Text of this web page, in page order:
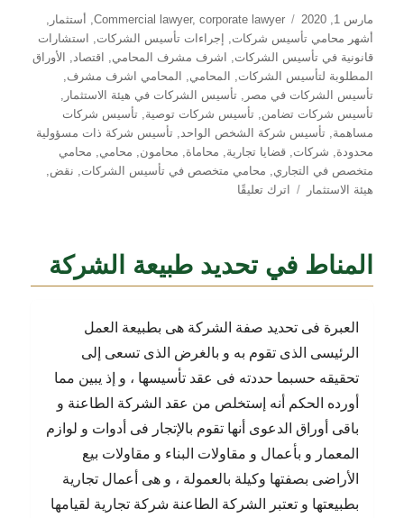
نُشرت
في
مارس 1, 2020 التصنيفات Commercial lawyer, corporate lawyer
, أستثمار ,
أشهر محامي تأسيس شركات, إجراءات تأسيس الشركات,
استشارات
قانونية في تأسيس الشركات, اشرف مشرف المحامي, اقتصاد,
الأوراق
المطلوبة لتأسيس الشركات, المحامي, المحامي اشرف مشرف,
تأسيس الشركات في مصر ,تأسيس الشركات في هيئة الاستثمار ,
تأسيس شركات تضامن,تأسيس شركات توصية,تأسيس شركات
مساهمة,تأسيس شركة الشخص الواحد,تأسيس شركة ذات مسؤولية
محدودة, شركات,قضايا تجارية, محاماة, محامون, محامي, محامي
متخصص في التجاري, محامي متخصص في تأسيس الشركات, نقض,
هيئة الاستثمار
اترك تعليقًا
الشركة
بعد
مدتها
المناط في تحديد طبيعة الشركة
العبرة فى تحديد صفة الشركة هى بطبيعة العمل
الرئيسى الذى تقوم به و بالغرض الذى تسعى إلى
تحقيقه حسبما حددته فى عقد تأسيسها ، و إذ يبين مما
أورده الحكم أنه إستخلص من عقد الشركة الطاعنة و
باقى أوراق الدعوى أنها تقوم بالإتجار فى أدوات و لوازم
المعمار و بأعمال و مقاولات البناء و مقاولات بيع
الأراضى بصفتها وكيلة بالعمولة ، و هى أعمال تجارية
بطبيعتها و تعتبر الشركة الطاعنة شركة تجارية لقيامها